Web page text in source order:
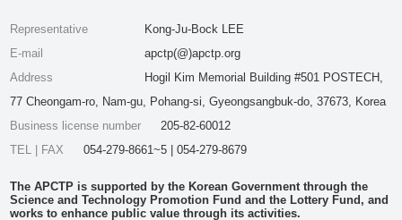
Representative
Kong-Ju-Bock LEE
E-mail
apctp(@)apctp.org
Address
Hogil Kim Memorial Building #501 POSTECH,
77 Cheongam-ro, Nam-gu, Pohang-si, Gyeongsangbuk-do, 37673, Korea
Business license number
205-82-60012
TEL | FAX
054-279-8661~5 | 054-279-8679
The APCTP is supported by the Korean Government through the
Science and Technology Promotion Fund and the Lottery Fund, and
works to enhance public value through its activities.